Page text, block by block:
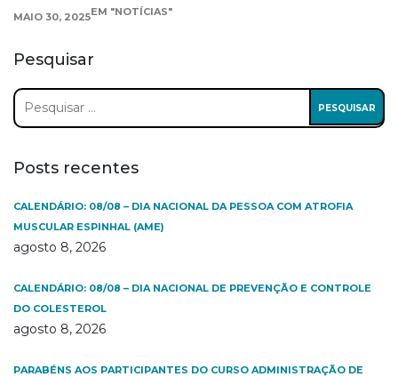
MAIO 30, 2025EM "NOTÍCIAS"
Pesquisar
Pesquisar
por:
Posts recentes
CALENDÁRIO: 08/08 – DIA NACIONAL DA PESSOA COM ATROFIA
MUSCULAR ESPINHAL (AME)
agosto 8, 2026
CALENDÁRIO: 08/08 – DIA NACIONAL DE PREVENÇÃO E CONTROLE
DO COLESTEROL
agosto 8, 2026
PARABÉNS AOS PARTICIPANTES DO CURSO ADMINISTRAÇÃO DE